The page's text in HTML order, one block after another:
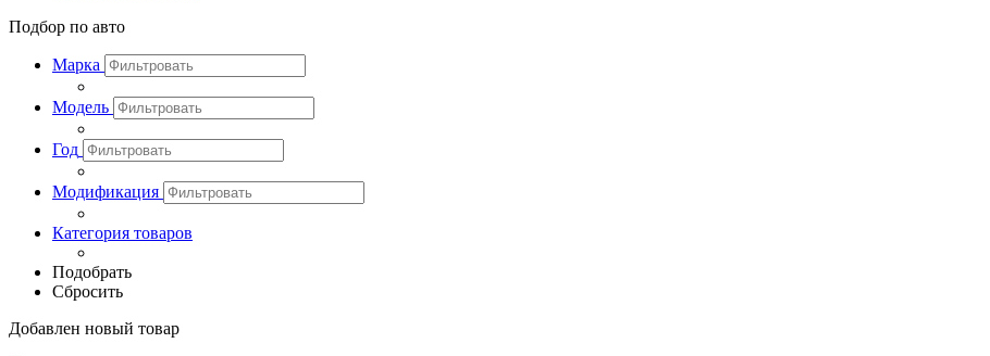
Подбор по авто
Марка
Модель
Год
Модификация
Категория товаров
Подобрать
Сбросить
Добавлен новый товар